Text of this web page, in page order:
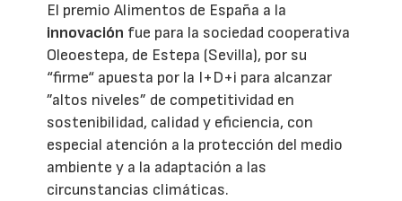
El premio Alimentos de España a la
innovación fue para la sociedad cooperativa
Oleoestepa, de Estepa (Sevilla), por su
“firme“ apuesta por la I+D+i para alcanzar
”altos niveles” de competitividad en
sostenibilidad, calidad y eficiencia, con
especial atención a la protección del medio
ambiente y a la adaptación a las
circunstancias climáticas.